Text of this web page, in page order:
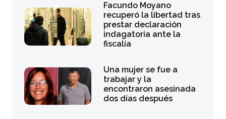
Facundo Moyano
recuperó la libertad tras
prestar declaración
indagatoria ante la
fiscalía
Una mujer se fue a
trabajar y la
encontraron asesinada
dos días después